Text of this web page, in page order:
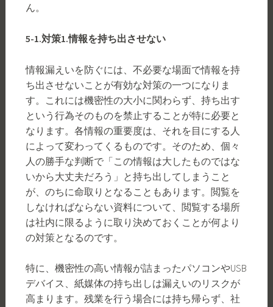
ん。
5-1.対策1.情報を持ち出させない
情報漏えいを防ぐには、不必要な場面で情報を持
ち出させないことが有効な対策の一つになりま
す。これには機密性の大小に関わらず、持ち出す
という行為そのものを禁止することが特に必要と
なります。各情報の重要度は、それを目にする人
によって変わってくるものです。そのため、個々
人の勝手な判断で「この情報は大したものではな
いから大丈夫だろう」と持ち出してしまうこと
が、のちに命取りとなることもあります。閲覧を
しなければならない資料について、閲覧する場所
は社内に限るように取り決めておくことが何より
の対策となるのです。
特に、機密性の高い情報が詰まったパソコンやUSB
デバイス、紙媒体の持ち出しは漏えいのリスクが
高まります。残業を行う場合には持ち帰らず、社